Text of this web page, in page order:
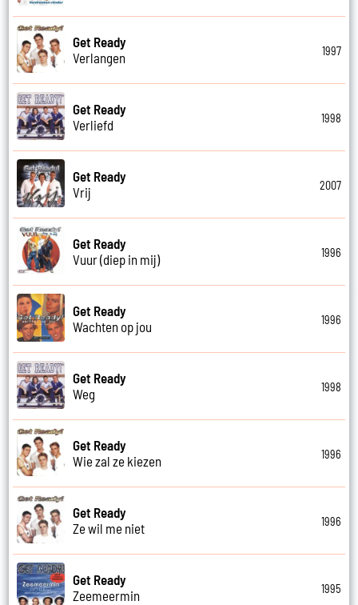
Get Ready
Verlangen
1997
Get Ready
Verliefd
1998
Get Ready
Vrij
2007
Get Ready
Vuur (diep in mij)
1996
Get Ready
Wachten op jou
1996
Get Ready
Weg
1998
Get Ready
Wie zal ze kiezen
1996
Get Ready
Ze wil me niet
1996
Get Ready
Zeemeermin
1995